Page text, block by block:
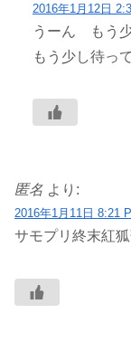
2016年1月12日
うーん もう
もう少し待っ
匿名 より:
2016年1月11日 8:21
サモプリ終末紅